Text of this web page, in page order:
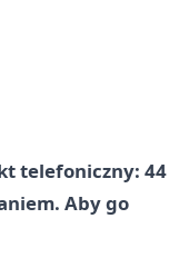
telefoniczny: 44
Aby go